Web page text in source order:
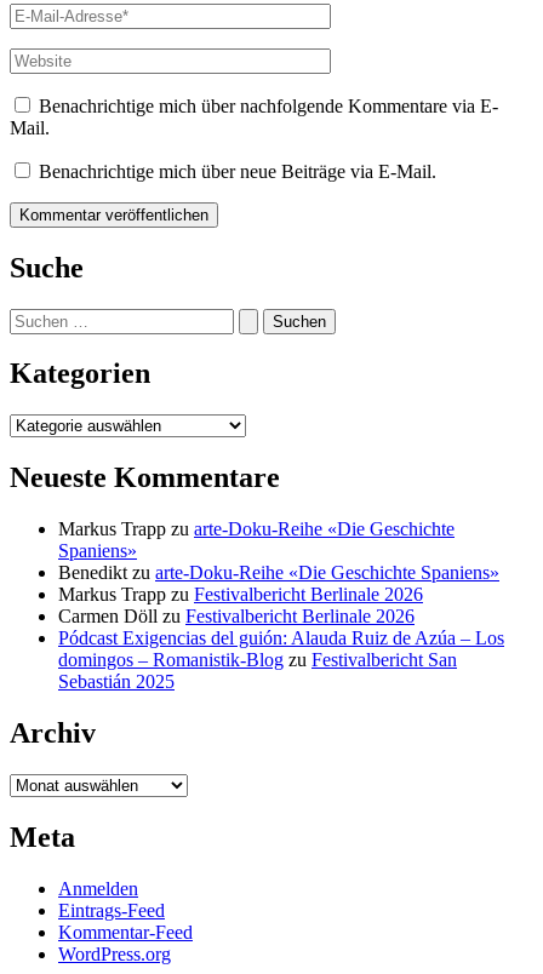
E-
Mail-
Adresse*
Website
Benachrichtige mich über nachfolgende Kommentare via E-
Mail.
Benachrichtige mich über neue Beiträge via E-Mail.
Suche
Suchen
nach:
Kategorien
Kategorien
Neueste Kommentare
Markus Trapp zu arte-Doku-Reihe «Die Geschichte
Spaniens»
Benedikt zu arte-Doku-Reihe «Die Geschichte Spaniens»
Markus Trapp zu Festivalbericht Berlinale 2026
Carmen Döll zu Festivalbericht Berlinale 2026
Pódcast Exigencias del guión: Alauda Ruiz de Azúa – Los
domingos – Romanistik-Blog zu Festivalbericht San
Sebastián 2025
Archiv
Archiv
Meta
Anmelden
Eintrags-Feed
Kommentar-Feed
WordPress.org